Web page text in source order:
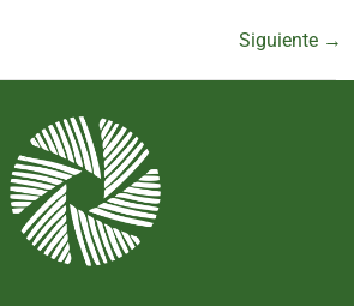
Siguiente →